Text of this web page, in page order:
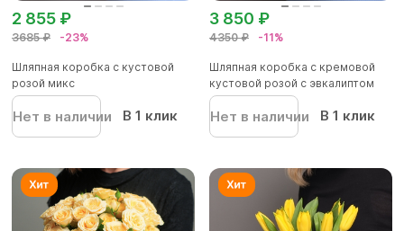
3685 ₽ -23%
2 855 ₽
Шляпная коробка с кустовой
розой микс
Нет в наличии В 1 клик
4350 ₽ -11%
3 850 ₽
Шляпная коробка с кремовой
кустовой розой с эвкалиптом
Нет в наличии В 1 клик